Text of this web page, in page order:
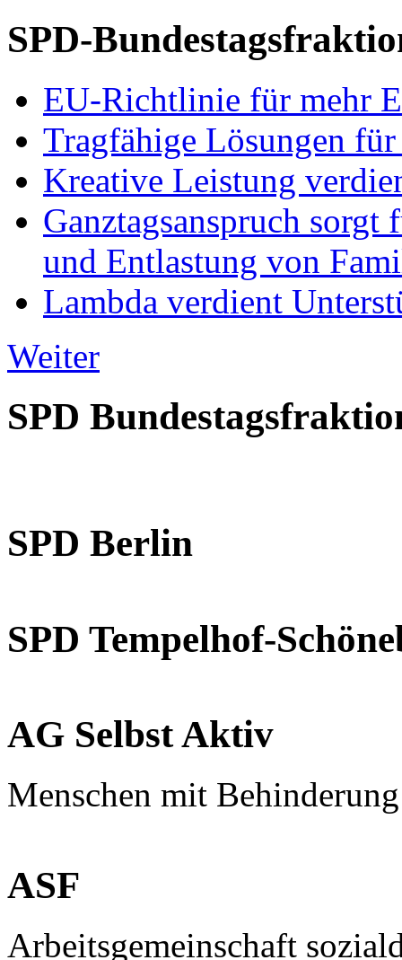
SPD-
EU-Richtlinie für mehr
Tragfähige Lösungen
Kreative Leistung
Ganztagsanspruch
und Entlastung von
Lambda verdient
Weiter
SPD
SPD Berlin
SPD Tempelhof-
AG Selbst Aktiv
Menschen mit
ASF
Arbeitsgemeinschaft